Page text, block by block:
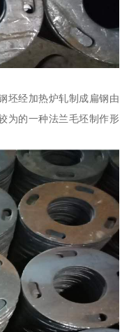
坯经加热炉轧制成扁钢由
为的一种法兰毛坯制作形